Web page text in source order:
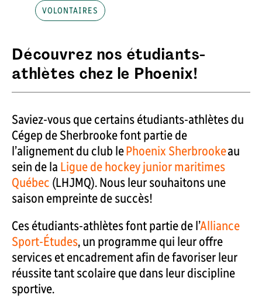
VOLONTAIRES
Découvrez nos étudiants-
athlètes chez le Phoenix!
Saviez-vous que certains étudiants-athlètes du
Cégep de Sherbrooke font partie de
l’alignement du club lePhoenix Sherbrookeau
sein de la Ligue de hockey junior maritimes
Québec (LHJMQ). Nous leur souhaitons une
saison empreinte de succès!
Ces étudiants-athlètes font partie de l’Alliance
Sport-Études, un programme qui leur offre
services et encadrement afin de favoriser leur
réussite tant scolaire que dans leur discipline
sportive.